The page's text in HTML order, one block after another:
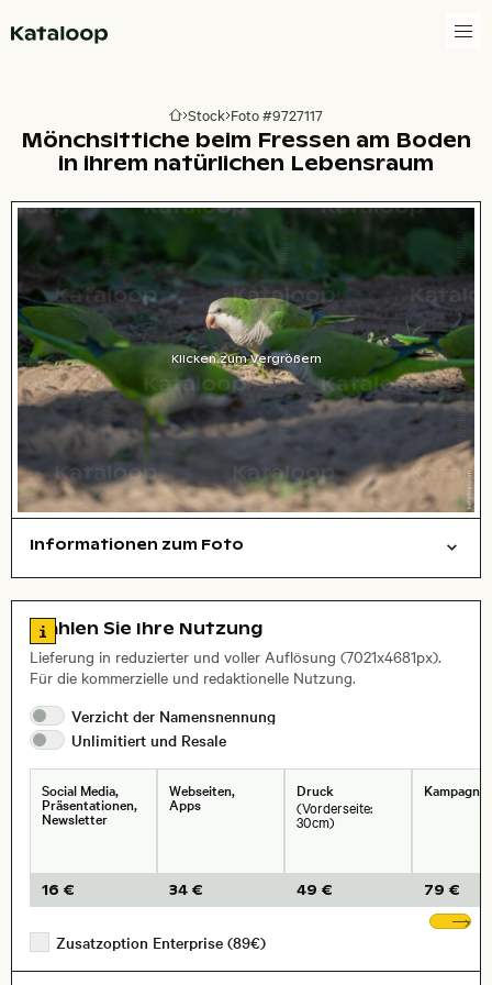
Zur Homepage
Stock Foto #9727117
Mönchsittiche beim Fressen am Boden
in ihrem natürlichen Lebensraum
Klicken zum Vergrößern
Informationen zum Foto
, Objektiv
Zu den Lizenzinformationen springen
Wählen Sie Ihre Nutzung
Lieferung in reduzierter und voller Auflösung (7021x4681px).
Für die kommerzielle und redaktionelle Nutzung.
Verzicht der Namensnennung
Unlimitiert und Resale
Social Media,
Präsentationen,
Newsletter
16 €
Webseiten,
Apps
34 €
Druck
(Vorderseite:
30cm)
49 € 79 €
Zusatzoption Enterprise (89€)